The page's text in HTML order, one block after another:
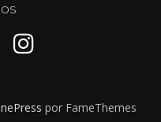
por FameThemes